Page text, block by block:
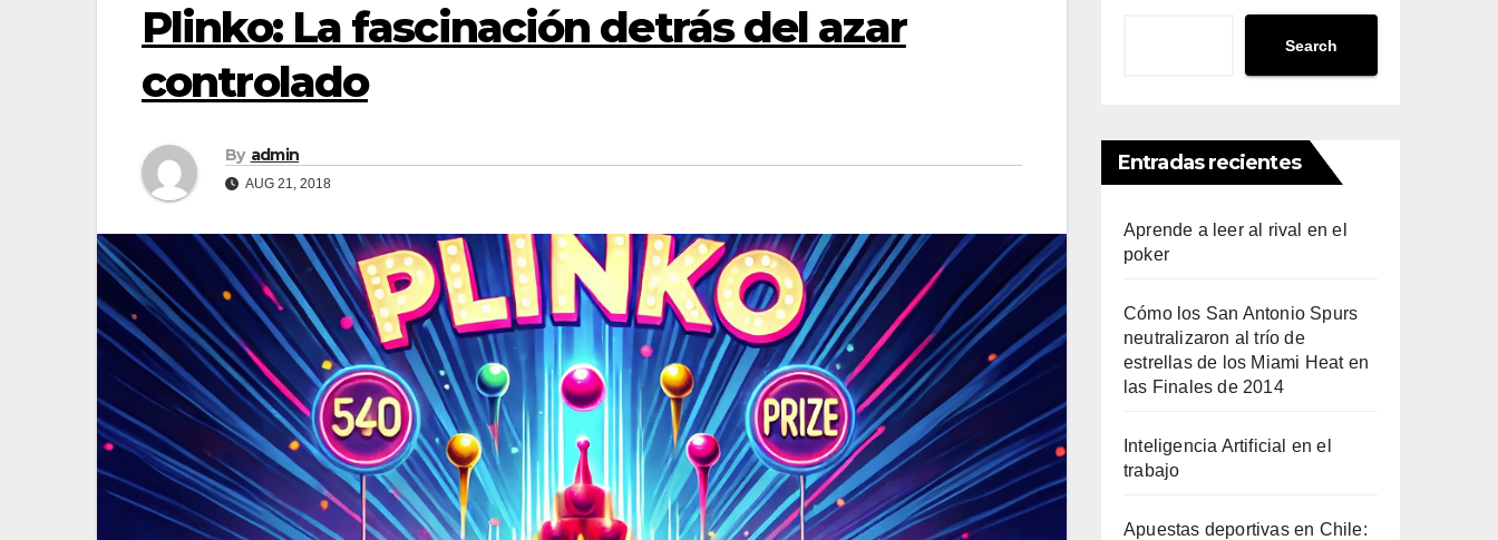
Plinko: La fascinación detrás del azar
controlado
By admin
AUG 21, 2018
Search
Entradas recientes
Aprende a leer al rival en el
poker
Cómo los San Antonio Spurs
neutralizaron al trío de
estrellas de los Miami Heat en
las Finales de 2014
Inteligencia Artificial en el
trabajo
Apuestas deportivas en Chile: